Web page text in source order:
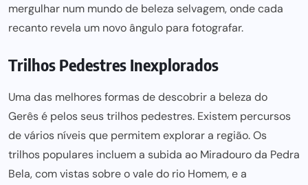
mergulhar num mundo de beleza selvagem, onde cada
recanto revela um novo ângulo para fotografar.
Trilhos Pedestres Inexplorados
Uma das melhores formas de descobrir a beleza do
Gerês é pelos seus trilhos pedestres. Existem percursos
de vários níveis que permitem explorar a região. Os
trilhos populares incluem a subida ao Miradouro da Pedra
Bela, com vistas sobre o vale do rio Homem, e a